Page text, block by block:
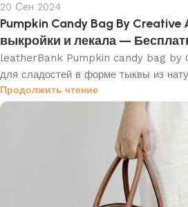
20 Сен 2024
Pumpkin Candy Bag By
выкройки и лекала —
leatherBank Pumpkin candy bag by
для сладостей в форме тыквы из
Продолжить чтение